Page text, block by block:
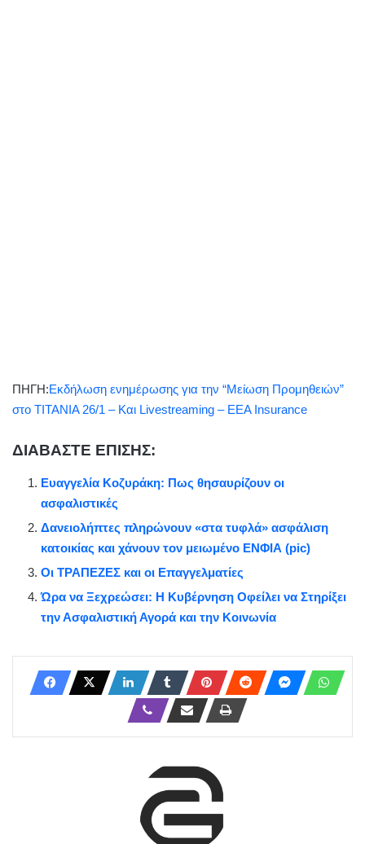
ΠΗΓΗ:Εκδήλωση ενημέρωσης για την “Μείωση Προμηθειών”
στο ΤΙΤΑΝΙΑ 26/1 – Και Livestreaming – EEA Insurance
ΔΙΑΒΑΣΤΕ ΕΠΙΣΗΣ:
Ευαγγελία Κοζυράκη: Πως θησαυρίζουν οι
ασφαλιστικές
Δανειολήπτες πληρώνουν «στα τυφλά» ασφάλιση
κατοικίας και χάνουν τον μειωμένο ΕΝΦΙΑ (pic)
Οι ΤΡΑΠΕΖΕΣ και οι Επαγγελματίες
Ώρα να Ξεχρεώσει: Η Κυβέρνηση Οφείλει να Στηρίξει
την Ασφαλιστική Αγορά και την Κοινωνία